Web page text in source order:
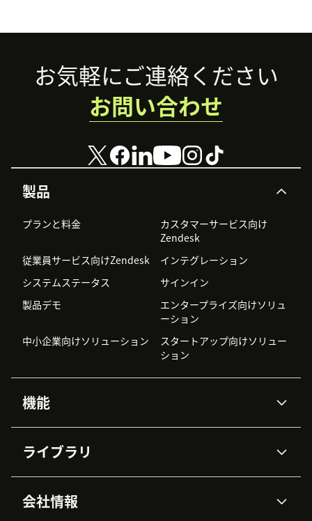
Footer
製品
プランと料金
カスタマーサービス向け
Zendesk
従業員サービス向けZendesk
インテグレーション
システムステータス
サインイン
製品デモ
エンタープライズ向けソリュ
ーション
中小企業向けソリューション
スタートアップ向けソリュー
ション
機能
Zendesk AI
高度なデータプライバシーと
データ保護
ナレッジベース
ライブラリ
APIと開発者向け情報
会社情報
お気軽にご連絡ください
お問い合わせ